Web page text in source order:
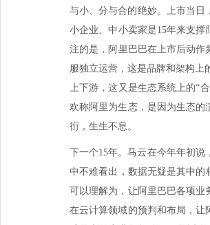
与小、分与合的绝妙。上市当日
小企业、中小卖家是15年来支
注的是，阿里巴巴在上市后动作
服独立运营，这是品牌和架构上
上下游，这又是生态系统上的“
欢称阿里为生态，是因为生态
衍，生生不息。
下一个15年。马云在今年年初说
中不难看出，数据无疑是其中的
可以理解为，让阿里巴巴各项
在云计算领域的预判和布局，